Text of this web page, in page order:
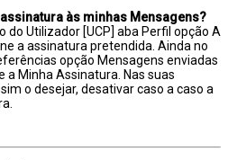
às minhas Mensagens?
do Utilizador [UCP] aba Perfil opção A
a assinatura pretendida. Ainda no
opção Mensagens enviadas
a Minha Assinatura. Nas suas
o desejar, desativar caso a caso a